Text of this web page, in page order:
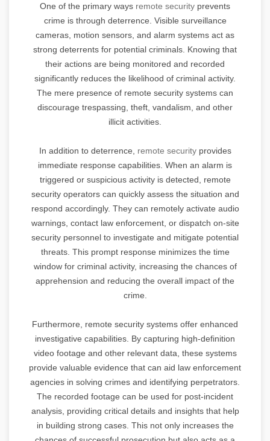
One of the primary ways remote security prevents
crime is through deterrence. Visible surveillance
cameras, motion sensors, and alarm systems act as
strong deterrents for potential criminals. Knowing that
their actions are being monitored and recorded
significantly reduces the likelihood of criminal activity.
The mere presence of remote security systems can
discourage trespassing, theft, vandalism, and other
illicit activities.
In addition to deterrence, remote securityprovides
immediate response capabilities. When an alarm is
triggered or suspicious activity is detected, remote
security operators can quickly assess the situation and
respond accordingly. They can remotely activate audio
warnings, contact law enforcement, or dispatch on-site
security personnel to investigate and mitigate potential
threats. This prompt response minimizes the time
window for criminal activity, increasing the chances of
apprehension and reducing the overall impact of the
crime.
Furthermore, remote security systems offer enhanced
investigative capabilities. By capturing high-definition
video footage and other relevant data, these systems
provide valuable evidence that can aid law enforcement
agencies in solving crimes and identifying perpetrators.
The recorded footage can be used for post-incident
analysis, providing critical details and insights that help
in building strong cases. This not only increases the